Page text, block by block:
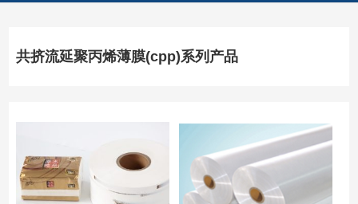
共挤流延聚丙烯薄膜(cpp)系列产品